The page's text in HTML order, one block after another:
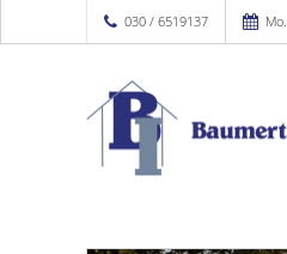
030 / 6519137